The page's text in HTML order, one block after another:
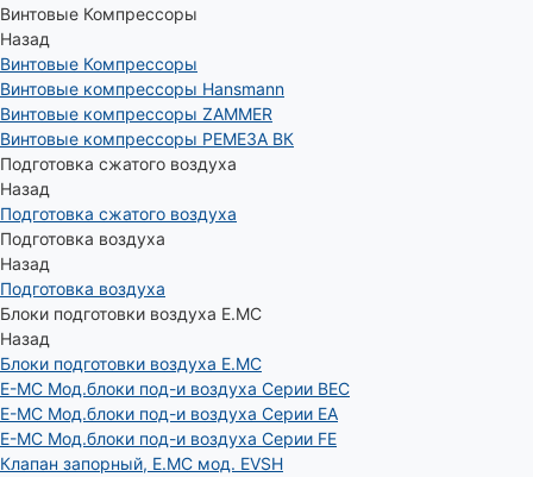
Винтовые Компрессоры
Назад
Винтовые Компрессоры
Винтовые компрессоры Hansmann
Винтовые компрессоры ZAMMER
Винтовые компрессоры РЕМЕЗА ВК
Подготовка сжатого воздуха
Назад
Подготовка сжатого воздуха
Подготовка воздуха
Назад
Подготовка воздуха
Блоки подготовки воздуха E.MC
Назад
Блоки подготовки воздуха E.MC
E-MC Мод.блоки под-и воздуха Серии BEC
E-MC Мод.блоки под-и воздуха Серии EA
E-MC Мод.блоки под-и воздуха Серии FE
Клапан запорный, E.MC мод. EVSH